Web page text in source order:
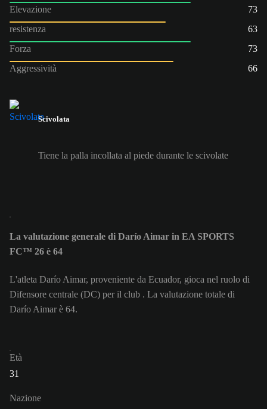
Elevazione
73
resistenza
63
Forza
73
Aggressività
66
Scivolata
Tiene la palla incollata al piede durante le scivolate
La valutazione generale di Darío Aimar in EA SPORTS
FC™ 26 è 64
L'atleta Darío Aimar, proveniente da Ecuador, gioca nel ruolo di
Difensore centrale (DC) per il club . La valutazione totale di
Darío Aimar è 64.
Età
31
Nazione